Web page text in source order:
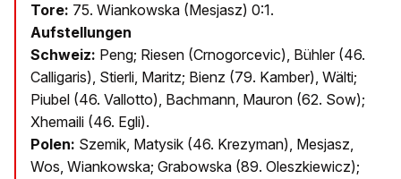
Tore: 75. Wiankowska (Mesjasz) 0:1.
Aufstellungen
Schweiz: Peng; Riesen (Crnogorcevic), Bühler (46.
Calligaris), Stierli, Maritz; Bienz (79. Kamber), Wälti;
Piubel (46. Vallotto), Bachmann, Mauron (62. Sow);
Xhemaili (46. Egli).
Polen: Szemik, Matysik (46. Krezyman), Mesjasz,
Wos, Wiankowska; Grabowska (89. Oleszkiewicz);